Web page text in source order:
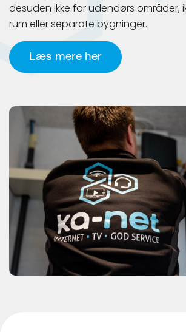
desuden ikke for udendørs områder,
rum eller separate bygninger.
Læs mere her